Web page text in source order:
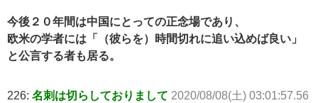
今後２０年間は中国にとっての正念場であり、
欧米の学者には「（彼らを）時間切れに追い込めば良い」
と公言する者も居る。
226: 名刺は切らしておりまして 2020/08/08(土) 03:01:57.56